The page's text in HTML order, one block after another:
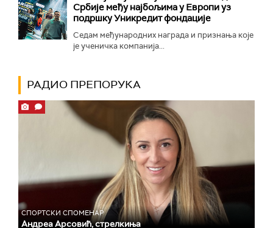
Србије међу најбољима у Европи уз
подршку Уникредит фондације
Седам међународних награда и признања које
је ученичка компанија...
РАДИО ПРЕПОРУКА
СПОРТСКИ СПОМЕНАР
Андреа Арсовић, стрелкиња